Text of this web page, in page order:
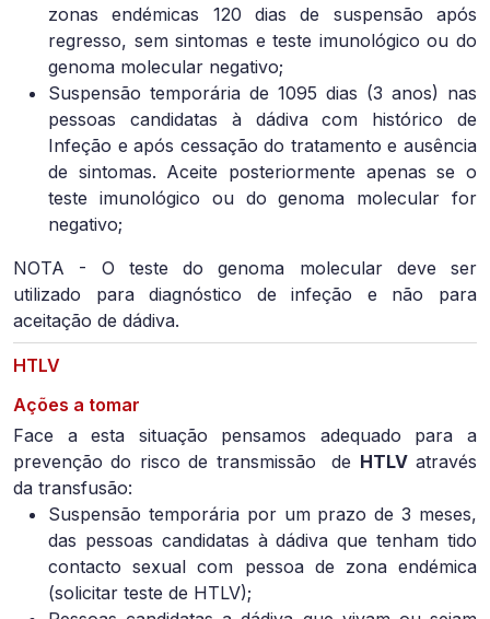
zonas endémicas 120 dias de suspensão após
regresso, sem sintomas e teste imunológico ou do
genoma molecular negativo;
Suspensão temporária de 1095 dias (3 anos) nas
pessoas candidatas à dádiva com histórico de
Infeção e após cessação do tratamento e ausência
de sintomas. Aceite posteriormente apenas se o
teste imunológico ou do genoma molecular for
negativo;
NOTA - O teste do genoma molecular deve ser
utilizado para diagnóstico de infeção e não para
aceitação de dádiva.
HTLV
Ações a tomar
Face a esta situação pensamos adequado para a
prevenção do risco de transmissão de HTLVatravés
da transfusão:
Suspensão temporária por um prazo de 3 meses,
das pessoas candidatas à dádiva que tenham tido
contacto sexual com pessoa de zona endémica
(solicitar teste de HTLV);